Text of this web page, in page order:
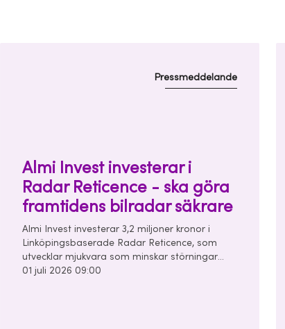
Almi Invest investerar i
Radar Reticence - ska göra
framtidens bilradar säkrare
Pressmeddelande
Almi Invest investerar 3,2 miljoner kronor i
Linköpingsbaserade Radar Reticence, som
utvecklar mjukvara som minskar störningar
mellan bilars radarsystem. Investeringen görs
01 juli 2026 09:00